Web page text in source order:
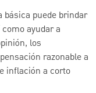
básica puede brindar
ayudar a
los
razonable a
inflación a corto